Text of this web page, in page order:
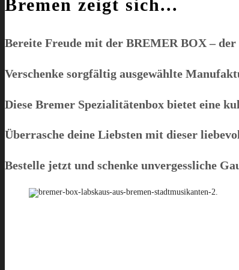
Bremen zeigt sich...
Bereite Freude mit der BREMER BOX– der
Verschenke sorgfältig ausgewählte
Diese Bremer Spezialitätenbox bietet eine
Überrasche deine Liebsten mit dieser
Bestelle jetzt und schenke unvergessliche